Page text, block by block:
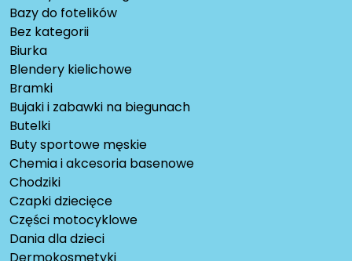
Bazy do fotelików
Bez kategorii
Biurka
Blendery kielichowe
Bramki
Bujaki i zabawki na biegunach
Butelki
Buty sportowe męskie
Chemia i akcesoria basenowe
Chodziki
Czapki dziecięce
Części motocyklowe
Dania dla dzieci